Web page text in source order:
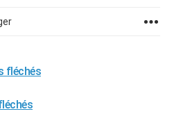
fléchés